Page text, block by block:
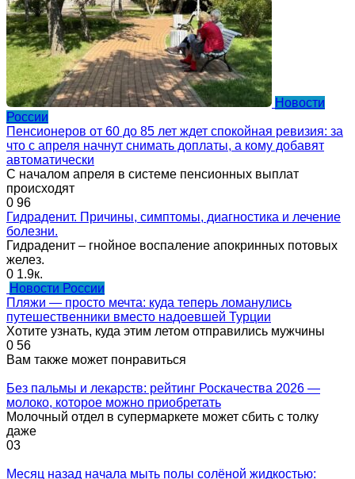
Новости
России
Пенсионеров от 60 до 85 лет ждет спокойная ревизия: за
что с апреля начнут снимать доплаты, а кому добавят
автоматически
С началом апреля в системе пенсионных выплат
происходят
0 96
Гидраденит. Причины, симптомы, диагностика и лечение
болезни.
Гидраденит – гнойное воспаление апокринных потовых
желез.
0 1.9к.
Новости России
Пляжи — просто мечта: куда теперь ломанулись
путешественники вместо надоевшей Турции
Хотите узнать, куда этим летом отправились мужчины
0 56
Вам также может понравиться
Без пальмы и лекарств: рейтинг Роскачества 2026 —
молоко, которое можно приобретать
Молочный отдел в супермаркете может сбить с толку
даже
03
Месяц назад начала мыть полы солёной жидкостью: